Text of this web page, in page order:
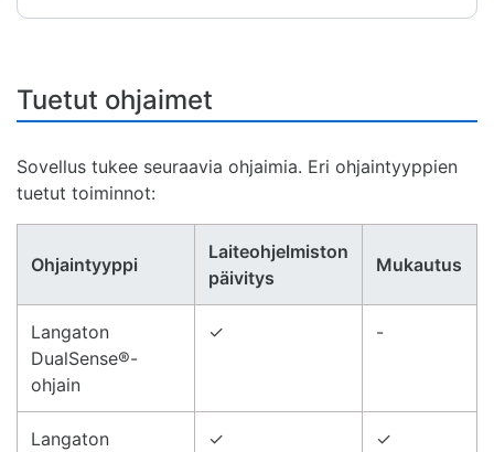
Tuetut ohjaimet
Sovellus tukee seuraavia ohjaimia. Eri ohjaintyyppien
tuetut toiminnot:
Ohjaintyyppi
Laiteohjelmiston
päivitys
Mukautus
Langaton
DualSense®-
ohjain
✓ -
Langaton
✓ ✓